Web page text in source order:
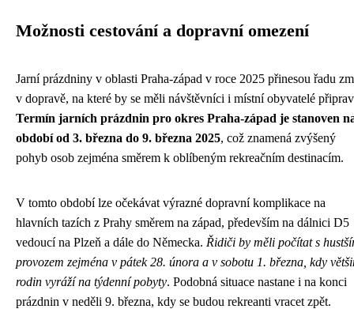
Možnosti cestování a dopravní omezení
Jarní prázdniny v oblasti Praha-západ v roce 2025 přinesou řadu
v dopravě, na které by se měli návštěvníci i místní obyvatelé
Termín jarních prázdnin pro okres Praha-západ je stanoven
období od 3. března do 9. března 2025, což znamená zvýšený
pohyb osob zejména směrem k oblíbeným rekreačním destinacím.
V tomto období lze očekávat výrazné dopravní komplikace na
hlavních tazích z Prahy směrem na západ, především na dálnici D5
vedoucí na Plzeň a dále do Německa. Řidiči by měli počítat s
provozem zejména v pátek 28. února a v sobotu 1. března, kdy
rodin vyráží na týdenní pobyty. Podobná situace nastane i na konci
prázdnin v neděli 9. března, kdy se budou rekreanti vracet zpět.